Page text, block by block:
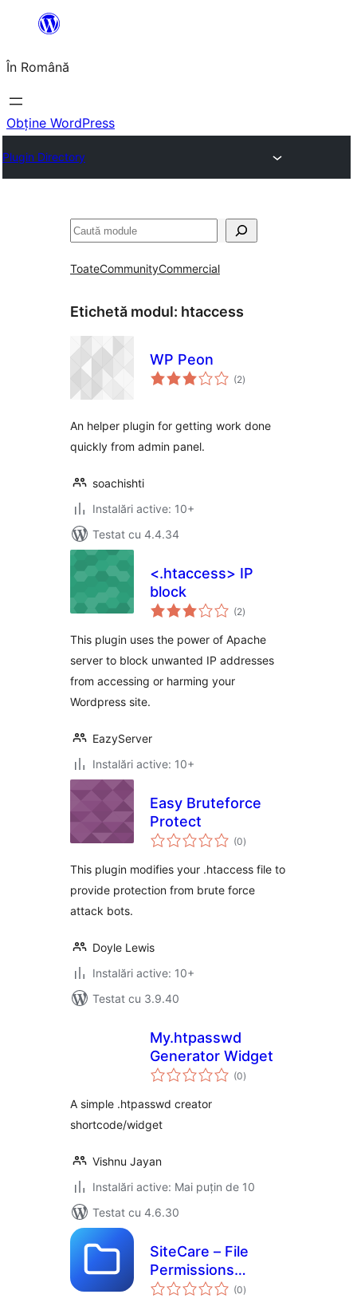
conținut
În Română
Obține WordPress
Plugin Directory
Caută
ToateCommunityCommercial
Etichetă modul: htaccess
WP Peon
(2total
aprecieri
)
An helper plugin for getting work done
quickly from admin panel.
soachishti
Instalări active: 10+
Testat cu 4.4.34
<.htaccess> IP
block
(2total
aprecieri
)
This plugin uses the power of Apache
server to block unwanted IP addresses
from accessing or harming your
Wordpress site.
EazyServer
Instalări active: 10+
Easy Bruteforce
Protect
(0total
aprecieri
)
This plugin modifies your .htaccess file to
provide protection from brute force
attack bots.
Doyle Lewis
Instalări active: 10+
Testat cu 3.9.40
My.htpasswd
Generator Widget
(0total
aprecieri
)
A simple .htpasswd creator
shortcode/widget
Vishnu Jayan
Instalări active: Mai puțin de 10
Testat cu 4.6.30
SiteCare – File
Permissions
Manager
(0total
aprecieri
)